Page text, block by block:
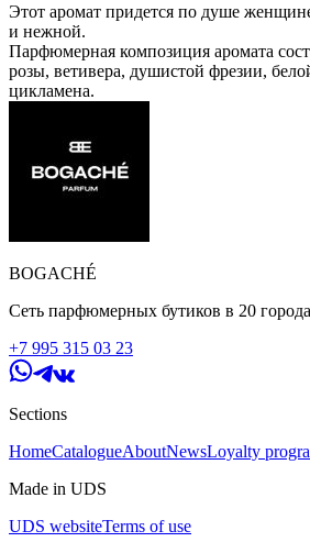
Этот аромат придется по душе
и нежной.
Парфюмерная композиция аромата
розы, ветивера, душистой фрезии,
цикламена.
BOGACHÉ
Сеть парфюмерных бутиков в 20
+7 995 315 03 23
Sections
HomeCatalogueAboutNewsLoyalty
Made in UDS
UDS websiteTerms of use